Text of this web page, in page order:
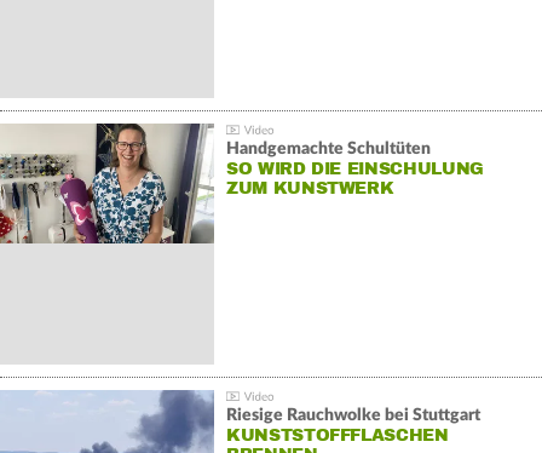
Handgemachte Schultüten
SO WIRD DIE EINSCHULUNG
ZUM KUNSTWERK
Riesige Rauchwolke bei Stuttgart
KUNSTSTOFFFLASCHEN